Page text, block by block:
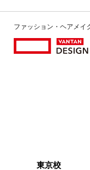
ファッション・ヘアメ
東京校